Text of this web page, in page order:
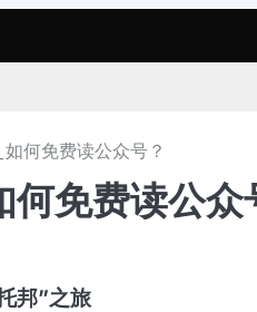
何免费读公众号？
免费读公众
邦”之旅